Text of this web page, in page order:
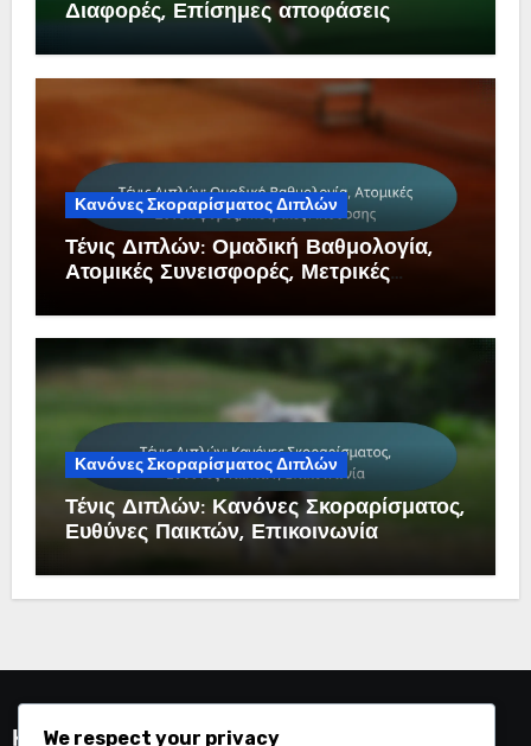
Διαφορές, Επίσημες αποφάσεις
Κανόνες Σκοραρίσματος Διπλών
Τένις Διπλών: Ομαδική Βαθμολογία,
Ατομικές Συνεισφορές, Μετρικές
Κανόνες Σκοραρίσματος Διπλών
Τένις Διπλών: Κανόνες Σκοραρίσματος,
Ευθύνες Παικτών, Επικοινωνία
Κατηγορίες
We respect your privacy